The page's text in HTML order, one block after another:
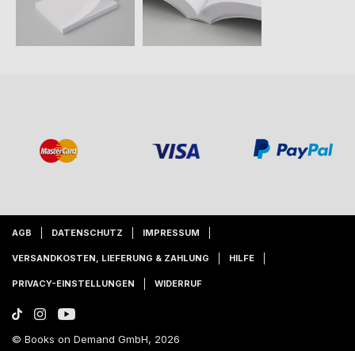
AGB DATENSCHUTZ IMPRESSUM
VERSANDKOSTEN, LIEFERUNG & ZAHLUNG HILFE
PRIVACY-EINSTELLUNGEN WIDERRUF
© Books on Demand GmbH, 2026